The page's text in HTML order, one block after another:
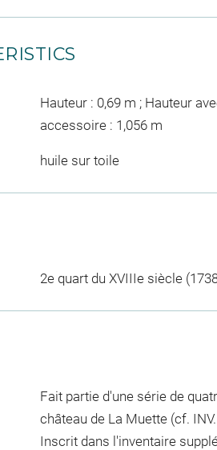
Hauteur : 0,69 m ; Hauteur
accessoire : 1,056 m
huile sur toile
2e quart du XVIIIe siècle
Fait partie d'une série de
château de La Muette (cf.
Inscrit dans l'inventaire